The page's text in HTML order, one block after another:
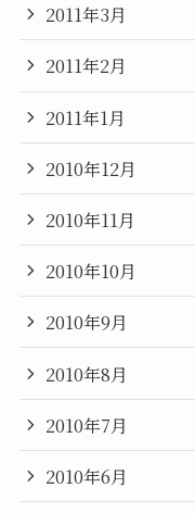
2011年3月
2011年2月
2011年1月
2010年12月
2010年11月
2010年10月
2010年9月
2010年8月
2010年7月
2010年6月